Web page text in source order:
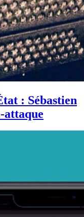
: Sébastien
attaque